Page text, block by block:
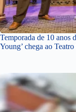
Temporada de 10 anos
Young’ chega ao